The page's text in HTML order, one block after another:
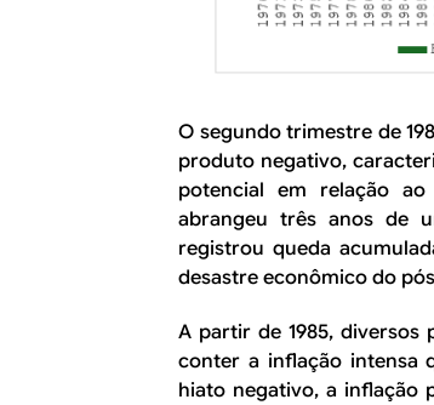
O segundo trimestre de
produto negativo,
potencial em relação
abrangeu três anos de
registrou queda
desastre econômico do
A partir de 1985, diversos
conter a inflação intensa
hiato negativo, a inflação